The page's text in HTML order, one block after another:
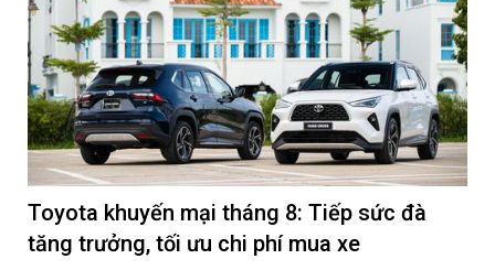
Toyota khuyến mại tháng 8: Tiếp sức đà
tăng trưởng, tối ưu chi phí mua xe